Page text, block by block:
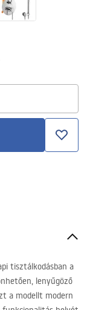
tisztálkodásban a
lenyűgöző
a modellt modern